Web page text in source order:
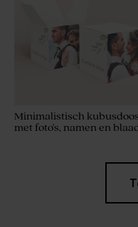
Minimalistisch
met foto's, namen en